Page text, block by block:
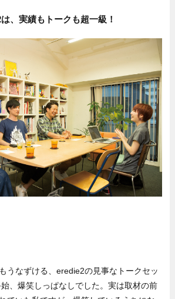
、実績もトークも超一級！
うなずける、eredie2の見事なトークセッ
、爆笑しっぱなしでした。実は取材の前